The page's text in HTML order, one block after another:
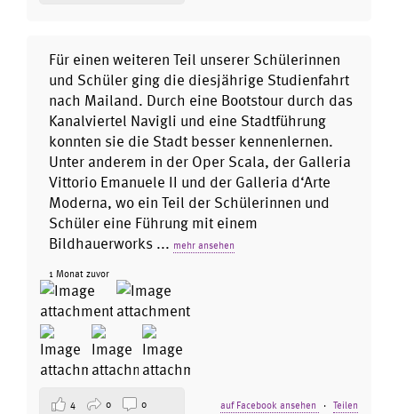
Für einen weiteren Teil unserer Schülerinnen
und Schüler ging die diesjährige Studienfahrt
nach Mailand. Durch eine Bootstour durch das
Kanalviertel Navigli und eine Stadtführung
konnten sie die Stadt besser kennenlernen.
Unter anderem in der Oper Scala, der Galleria
Vittorio Emanuele II und der Galleria d‘Arte
Moderna, wo ein Teil der Schülerinnen und
Schüler eine Führung mit einem
Bildhauerworks ... mehr ansehen
1 Monat zuvor
auf Facebook ansehen · Teilen
4 0 0